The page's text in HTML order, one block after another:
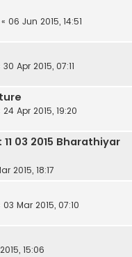
« 06 Jun 2015, 14:51
30 Apr 2015, 07:11
24 Apr 2015, 19:20
03 2015 Bharathiyar
2015, 18:17
03 Mar 2015, 07:10
15:06